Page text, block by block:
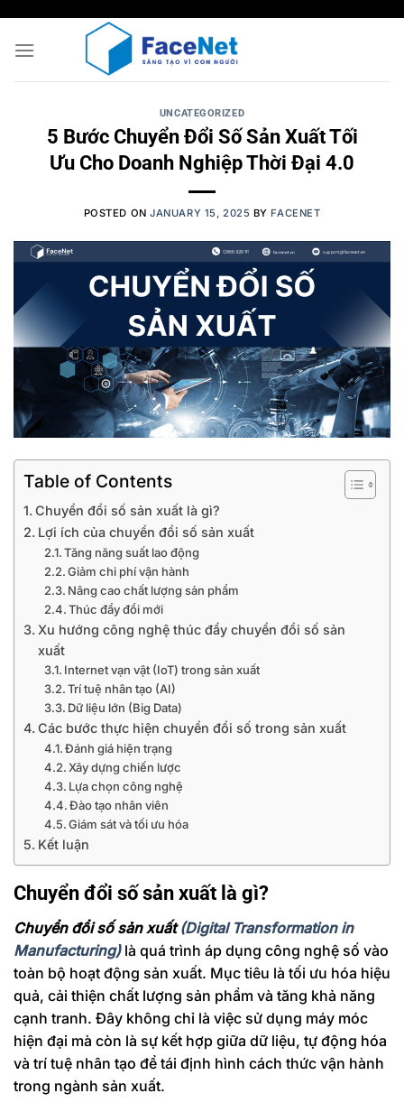
content
UNCATEGORIZED
5 Bước Chuyển Đổi Số Sản Xuất Tối
Ưu Cho Doanh Nghiệp Thời Đại 4.0
POSTED ONJANUARY 15, 2025 BY FACENET
Table of Contents
Chuyển đổi số sản xuất là gì?
Lợi ích của chuyển đổi số sản xuất
Tăng năng suất lao động
Giảm chi phí vận hành
Nâng cao chất lượng sản phẩm
Thúc đẩy đổi mới
Xu hướng công nghệ thúc đẩy chuyển đổi số sản
xuất
Internet vạn vật (IoT) trong sản xuất
Trí tuệ nhân tạo (AI)
Dữ liệu lớn (Big Data)
Các bước thực hiện chuyển đổi số trong sản xuất
Đánh giá hiện trạng
Xây dựng chiến lược
Lựa chọn công nghệ
Đào tạo nhân viên
Giám sát và tối ưu hóa
Kết luận
Chuyển đổi số sản xuất là gì?
Chuyển đổi số sản xuất(Digital Transformation in
Manufacturing)là quá trình áp dụng công nghệ số vào
toàn bộ hoạt động sản xuất. Mục tiêu là tối ưu hóa hiệu
quả, cải thiện chất lượng sản phẩm và tăng khả năng
cạnh tranh. Đây không chỉ là việc sử dụng máy móc
hiện đại mà còn là sự kết hợp giữa dữ liệu, tự động hóa
và trí tuệ nhân tạo để tái định hình cách thức vận hành
trong ngành sản xuất.